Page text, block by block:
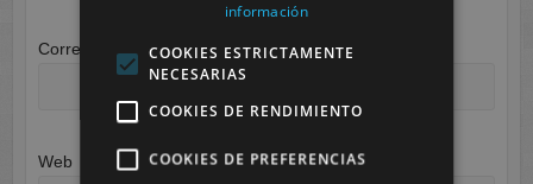
Correo electrónico*
Web
información
COOKIES ESTRICTAMENTE
NECESARIAS
COOKIES DE RENDIMIENTO
COOKIES DE PREFERENCIAS